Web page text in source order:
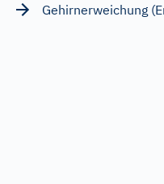
Gehirnerweichung